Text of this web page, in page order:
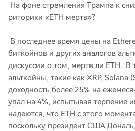
На фоне стремления Трампа к
риторики «ETH мертв»?
В последнее время цены на
биткойнов и других аналогов
дискуссии о том, мертв ли ​​ETH. В
альткойны, такие как XRP, Solana
доходность более 25% на
упал на 4%, испытывая терпение
надеются, что ETH с этого
поскольку президент США